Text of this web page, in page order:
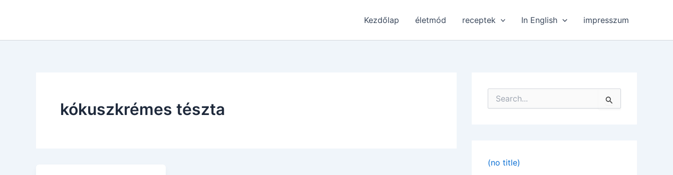
Kezdőlap életmód receptek In English impresszum
kókuszkrémes tészta
o(no title)